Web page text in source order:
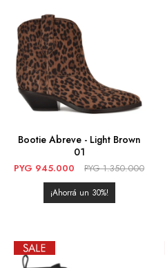
Bootie Abreve - Light Brown
01
PYG 945.000 PYG 1.350.000
30